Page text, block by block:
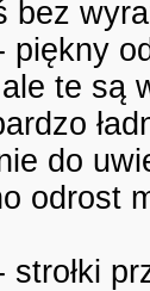
bez
piękny
ale te są
do
odrost
strołki